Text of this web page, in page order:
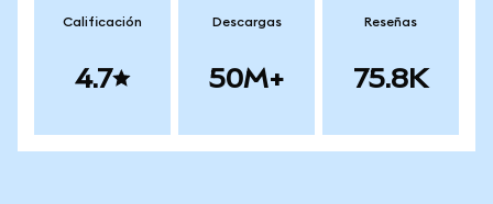
Calificación
4.7
Descargas
50M+
Reseñas
75.8K